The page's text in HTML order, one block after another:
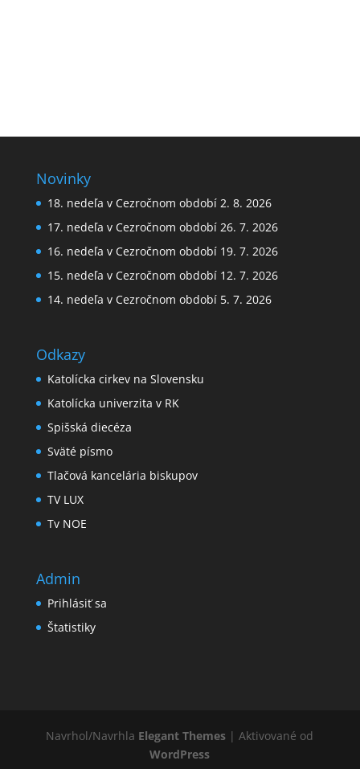
Novinky
18. nedeľa v Cezročnom období 2. 8. 2026
17. nedeľa v Cezročnom období 26. 7. 2026
16. nedeľa v Cezročnom období 19. 7. 2026
15. nedeľa v Cezročnom období 12. 7. 2026
14. nedeľa v Cezročnom období 5. 7. 2026
Odkazy
Katolícka cirkev na Slovensku
Katolícka univerzita v RK
Spišská diecéza
Sväté písmo
Tlačová kancelária biskupov
TV LUX
Tv NOE
Admin
Prihlásiť sa
Štatistiky
Navrhol/Navrhla Elegant Themes | Aktivované od
WordPress